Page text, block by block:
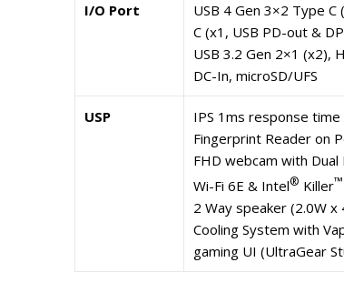
I/O Port
USB 4 Gen 3×2 Type
C (x1, USB PD-out &
USB 3.2 Gen 2×1 (x2),
DC-In, microSD/UFS
USP
IPS 1ms response
Fingerprint Reader on
FHD webcam with Dual
Wi-Fi 6E & Intel® Killer™
2 Way speaker (2.0W x
Cooling System with
gaming UI (UltraGear